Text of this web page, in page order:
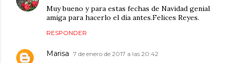
Muy bueno y para estas fechas de Navidad genial
amiga para hacerlo el día antes.Felices Reyes.
RESPONDER
Marisa 7 de enero de 2017 a las 20:42